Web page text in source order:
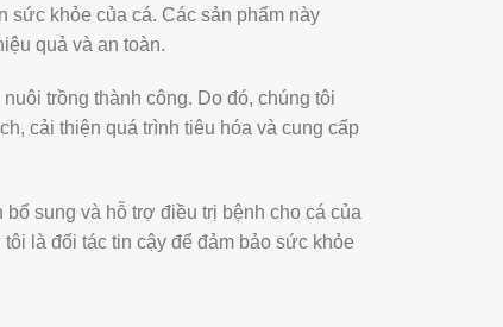
sức khỏe của cá. Các sản phẩm này
quả và an toàn.
trồng thành công. Do đó, chúng tôi
cải thiện quá trình tiêu hóa và cung cấp
sung và hỗ trợ điều trị bệnh cho cá của
là đối tác tin cậy để đảm bảo sức khỏe